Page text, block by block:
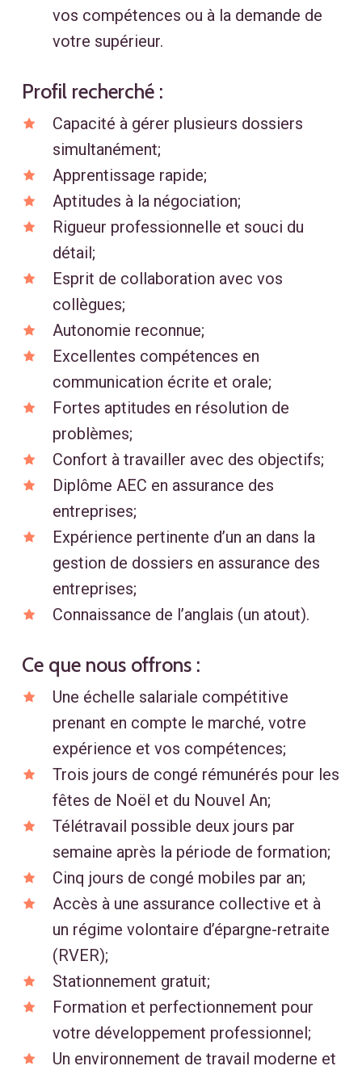
vos compétences ou à la demande de
votre supérieur.
Profil recherché :
Capacité à gérer plusieurs dossiers
simultanément;
Apprentissage rapide;
Aptitudes à la négociation;
Rigueur professionnelle et souci du
détail;
Esprit de collaboration avec vos
collègues;
Autonomie reconnue;
Excellentes compétences en
communication écrite et orale;
Fortes aptitudes en résolution de
problèmes;
Confort à travailler avec des objectifs;
Diplôme AEC en assurance des
entreprises;
Expérience pertinente d’un an dans la
gestion de dossiers en assurance des
entreprises;
Connaissance de l’anglais (un atout).
Ce que nous offrons :
Une échelle salariale compétitive
prenant en compte le marché, votre
expérience et vos compétences;
Trois jours de congé rémunérés pour les
fêtes de Noël et du Nouvel An;
Télétravail possible deux jours par
semaine après la période de formation;
Cinq jours de congé mobiles par an;
Accès à une assurance collective et à
un régime volontaire d’épargne-retraite
(RVER);
Stationnement gratuit;
Formation et perfectionnement pour
votre développement professionnel;
Un environnement de travail moderne et